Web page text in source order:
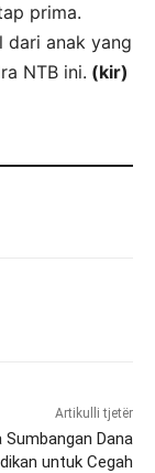
prima.
dari anak yang
NTB ini. (kir)
Artikulli tjetër
Sumbangan Dana
untuk Cegah